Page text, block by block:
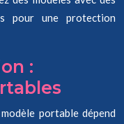
pour une protection
:
portable dépend